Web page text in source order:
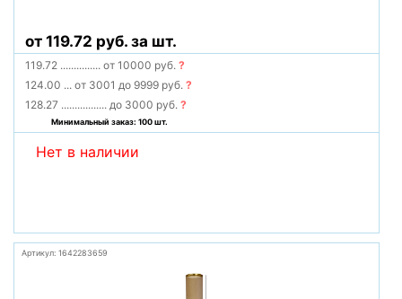
от 119.72 руб. за шт.
119.72 ............... от 10000 руб.?
124.00 ... от 3001 до 9999 руб.?
128.27 ................. до 3000 руб.?
Минимальный заказ: 100 шт.
Нет в наличии
Артикул: 1642283659